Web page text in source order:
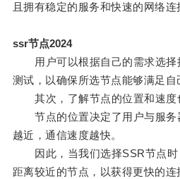
且拥有稳定的服务和快速的网络连
ssr节点2024
用户可以根据自己的需求选择
测试，以确保所选节点能够满足自
其次，了解节点的位置和速度
节点的位置决定了用户与服务
越近，通信速度越快。
因此，当我们选择SSR节点时
距离较近的节点，以获得更快的连